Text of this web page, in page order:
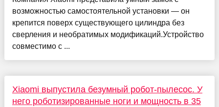
возможностью самостоятельной установки — он
крепится поверх существующего цилиндра без
сверления и необратимых модификаций.Устройство
совместимо с ...
Xiaomi выпустила безумный робот-пылесос. У
него роботизированные ноги и мощность в 35